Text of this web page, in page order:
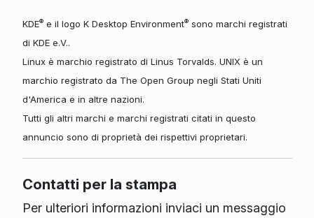
KDE®e il logo K Desktop Environment®sono marchi registrati
di KDE e.V..
Linux è marchio registrato di Linus Torvalds. UNIX è un
marchio registrato da The Open Group negli Stati Uniti
d'America e in altre nazioni.
Tutti gli altri marchi e marchi registrati citati in questo
annuncio sono di proprietà dei rispettivi proprietari.
Contatti per la stampa
Per ulteriori informazioni inviaci un messaggio